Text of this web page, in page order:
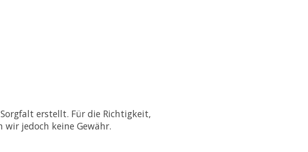
erstellt. Für die Richtigkeit,
jedoch keine Gewähr.